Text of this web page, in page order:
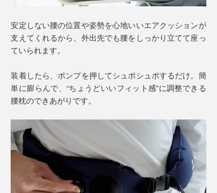
安定しない腰の位置や姿勢を心地いいエアクッションが
支えてくれるから、外出先でも腰をしっかり立てて座っ
ていられます。
装着したら、ポンプを押してシュポシュポするだけ。簡
単に膨らんで、“ちょうどいいフィット感”に調整できる
腰枕のできあがりです。